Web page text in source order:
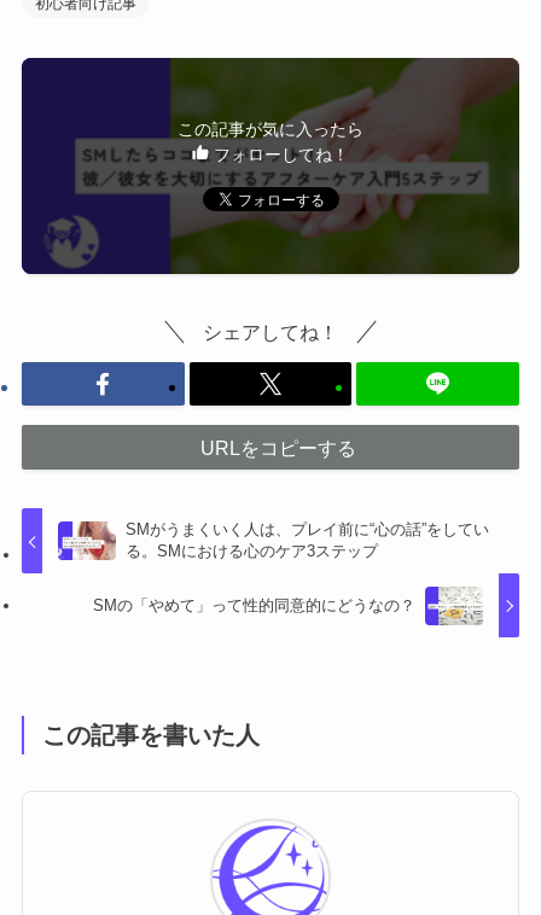
初心者向け記事
この記事が気に入ったら
フォローしてね！
シェアしてね！
URLをコピーする
SMがうまくいく人は、プレイ前に“心の話”をしてい
る。SMにおける心のケア3ステップ
SMの「やめて」って性的同意的にどうなの？
この記事を書いた人